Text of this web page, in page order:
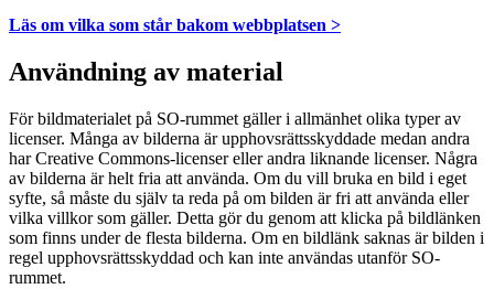
Läs om vilka som står bakom webbplatsen >
Användning av material
För bildmaterialet på SO-rummet gäller i allmänhet olika typer av
licenser. Många av bilderna är upphovsrättsskyddade medan andra
har Creative Commons-licenser eller andra liknande licenser. Några
av bilderna är helt fria att använda. Om du vill bruka en bild i eget
syfte, så måste du själv ta reda på om bilden är fri att använda eller
vilka villkor som gäller. Detta gör du genom att klicka på bildlänken
som finns under de flesta bilderna. Om en bildlänk saknas är bilden i
regel upphovsrättsskyddad och kan inte användas utanför SO-
rummet.